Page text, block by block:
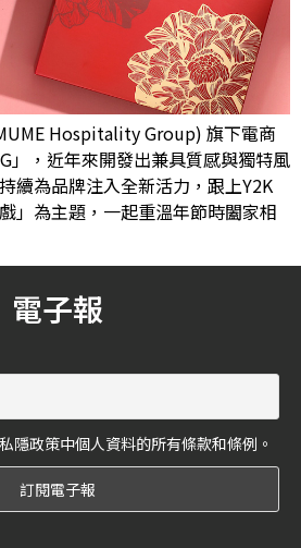
Hospitality Group) 旗下電商
」，近年來開發出兼具質感與獨特風
續為品牌注入全新活力，跟上Y2K
」為主題，一起重溫年節時闔家相
電子報
隱政策中個人資料的所有條款和條例。